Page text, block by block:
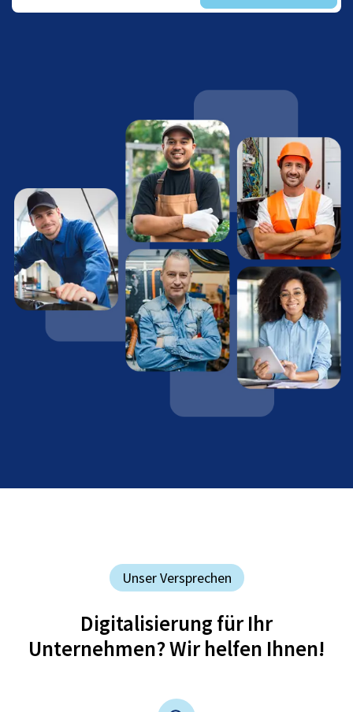
Unser Versprechen
Digitalisierung für Ihr
Unternehmen? Wir helfen Ihnen!